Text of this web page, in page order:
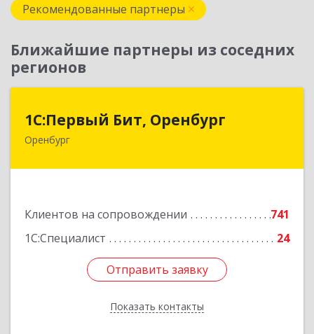
Рекомендованные партнеры
Ближайшие партнеры из соседних
регионов
1С:Первый Бит, Оренбург
Оренбург
Клиентов на сопровождении
741
1С:Специалист
24
Отправить заявку
Показать контакты
1С:Первый Бит, Оренбург
460044, Оренбургская обл, Оренбург, Березка
Отправить заявку
Назад